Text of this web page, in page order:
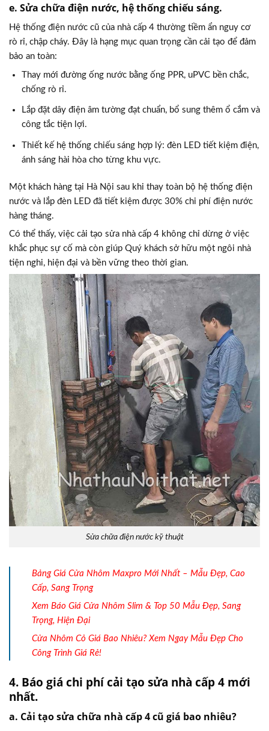
e. Sửa chữa điện nước, hệ thống chiếu sáng.
Hệ thống điện nước cũ của nhà cấp 4 thường tiềm ẩn nguy cơ
rò rỉ, chập cháy. Đây là hạng mục quan trọng cần cải tạo để đảm
bảo an toàn:
Thay mới đường ống nước bằng ống PPR, uPVC bền chắc,
chống rò rỉ.
Lắp đặt dây điện âm tường đạt chuẩn, bổ sung thêm ổ cắm và
công tắc tiện lợi.
Thiết kế hệ thống chiếu sáng hợp lý: đèn LED tiết kiệm điện,
ánh sáng hài hòa cho từng khu vực.
Một khách hàng tại Hà Nội sau khi thay toàn bộ hệ thống điện
nước và lắp đèn LED đã tiết kiệm được 30% chi phí điện nước
hàng tháng.
Có thể thấy, việc cải tạo sửa nhà cấp 4 không chỉ dừng ở việc
khắc phục sự cố mà còn giúp Quý khách sở hữu một ngôi nhà
tiện nghi, hiện đại và bền vững theo thời gian.
Sửa chữa điện nước kỹ thuật
Bảng Giá Cửa Nhôm Maxpro Mới Nhất – Mẫu Đẹp, Cao
Cấp, Sang Trọng
Xem Báo Giá Cửa Nhôm Slim & Top 50 Mẫu Đẹp, Sang
Trọng, Hiện Đại
Cửa Nhôm Cỏ Giá Bao Nhiêu? Xem Ngay Mẫu Đẹp Cho
Công Trình Giá Rẻ!
4. Báo giá chi phí cải tạo sửa nhà cấp 4 mới
nhất.
a. Cải tạo sửa chữa nhà cấp 4 cũ giá bao nhiêu?